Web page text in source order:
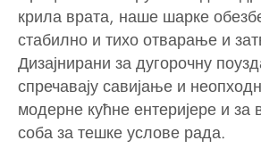
крила врата, наше шарке
стабилно и тихо отварање и
Дизајнирани за дугорочну
спречавају савијање и
модерне кућне ентеријере и за
соба за тешке услове рада.